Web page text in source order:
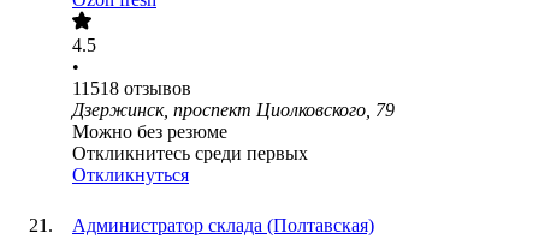
4.5
•
11518 отзывов
Дзержинск, проспект Циолковского, 79
Можно без резюме
Откликнитесь среди первых
Откликнуться
Администратор склада (Полтавская)